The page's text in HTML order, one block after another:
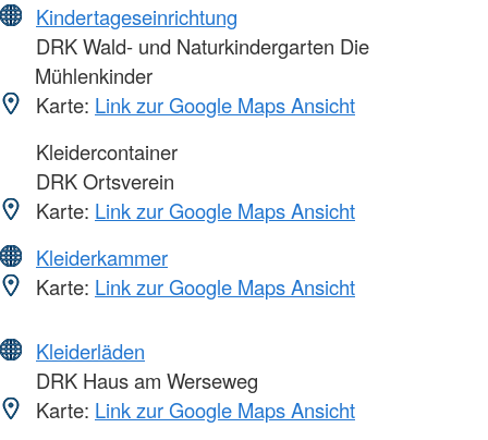
Kindertageseinrichtung
DRK Wald- und Naturkindergarten Die
Mühlenkinder
Karte: Link zur Google Maps Ansicht
Kleidercontainer
DRK Ortsverein
Karte: Link zur Google Maps Ansicht
Kleiderkammer
Karte: Link zur Google Maps Ansicht
Kleiderläden
DRK Haus am Werseweg
Karte: Link zur Google Maps Ansicht